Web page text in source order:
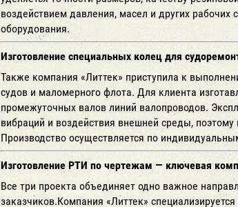
воздействием давления, масел и других
оборудования.
Изготовление специальных колец для
Также компания «Литтек» приступила к
судов и маломерного флота. Для клиента
промежуточных валов линий валопроводов.
вибраций и воздействия внешней среды,
Производство осуществляется по
Изготовление РТИ по чертежам — ключевая
Все три проекта объединяет одно важное
заказчиков.Компания «Литтек»